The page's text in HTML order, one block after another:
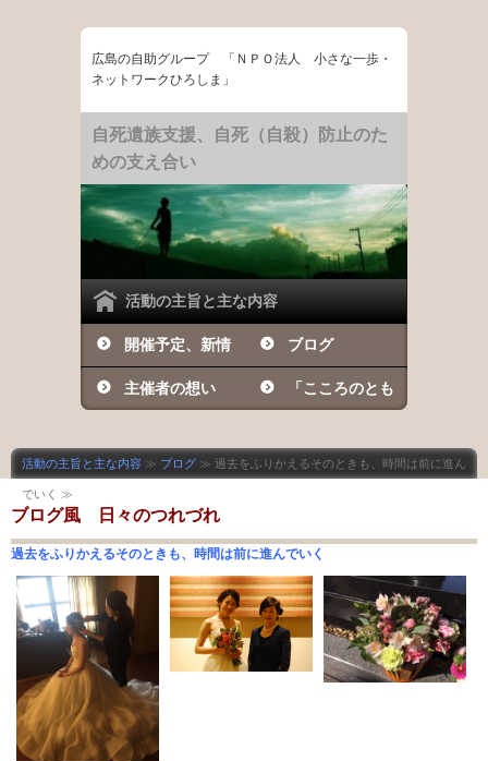
広島の自助グループ 「ＮＰＯ法人 小さな一歩・
ネットワークひろしま」
自死遺族支援、自死（自殺）防止のた
めの支え合い
活動の主旨と主な内容
開催予定、新情
報など
ブログ
主催者の想い 「こころのとも
活動の主旨と主な内容 ≫ ブログ ≫ 過去をふりかえるそのときも、時間は前に進ん
でいく ≫
ブログ風 日々のつれづれ
過去をふりかえるそのときも、時間は前に進んでいく